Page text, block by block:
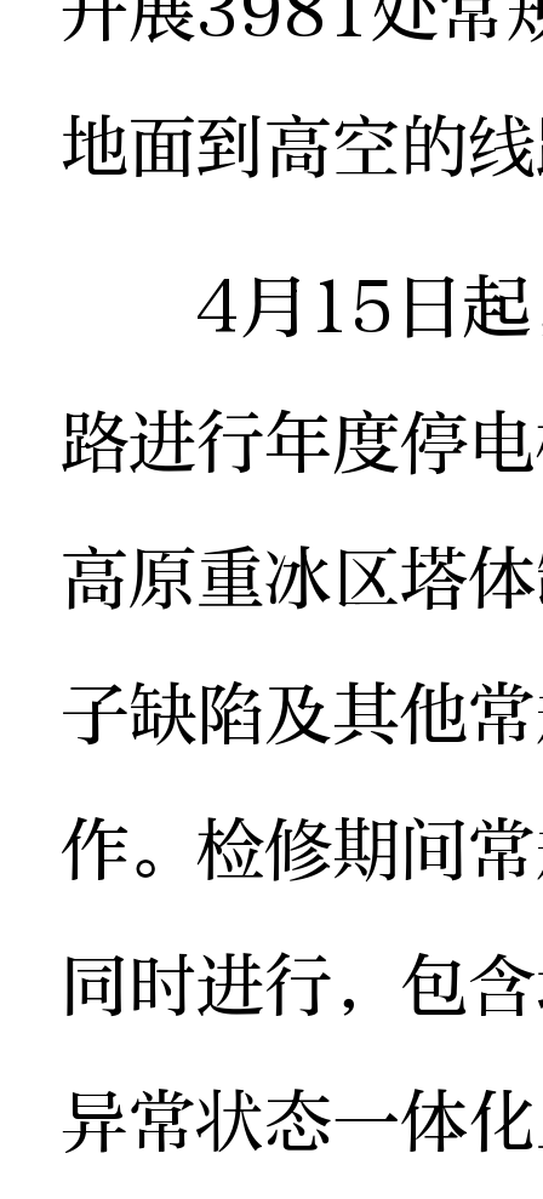
地面到高空的
4月15日起
路进行年度停
高原重冰区塔
子缺陷及其他
作。检修期间
同时进行，包
异常状态一体